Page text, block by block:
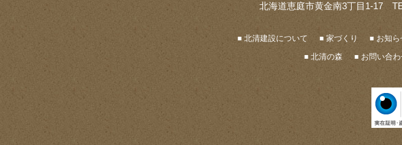
北海道恵庭市黄金南3丁目1-17
北清建設について 家づくり お知ら
北清の森
お問い合